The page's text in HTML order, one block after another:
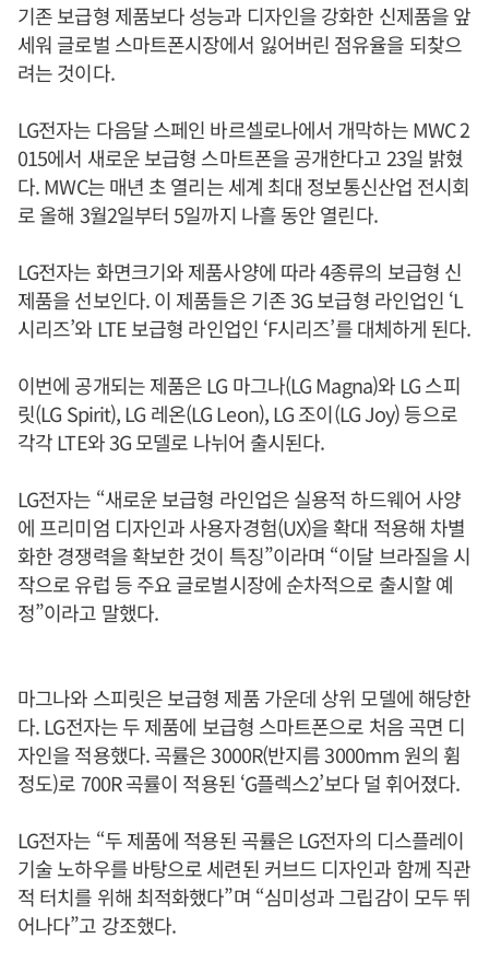
기존 보급형 제품보다 성능과 디자인을 강화한 신제품을 앞
세워 글로벌 스마트폰시장에서 잃어버린 점유율을 되찾으
려는 것이다.
LG전자는 다음달 스페인 바르셀로나에서 개막하는 MWC 2
015에서 새로운 보급형 스마트폰을 공개한다고 23일 밝혔
다. MWC는 매년 초 열리는 세계 최대 정보통신산업 전시회
로 올해 3월2일부터 5일까지 나흘 동안 열린다.
LG전자는 화면크기와 제품사양에 따라 4종류의 보급형 신
제품을 선보인다. 이 제품들은 기존 3G 보급형 라인업인 ‘L
시리즈’와 LTE 보급형 라인업인 ‘F시리즈’를 대체하게 된다.
이번에 공개되는 제품은 LG 마그나(LG Magna)와 LG 스피
릿(LG Spirit), LG 레온(LG Leon), LG 조이(LG Joy) 등으로
각각 LTE와 3G 모델로 나뉘어 출시된다.
LG전자는 “새로운 보급형 라인업은 실용적 하드웨어 사양
에 프리미엄 디자인과 사용자경험(UX)을 확대 적용해 차별
화한 경쟁력을 확보한 것이 특징”이라며 “이달 브라질을 시
작으로 유럽 등 주요 글로벌시장에 순차적으로 출시할 예
정”이라고 말했다.
마그나와 스피릿은 보급형 제품 가운데 상위 모델에 해당한
다. LG전자는 두 제품에 보급형 스마트폰으로 처음 곡면 디
자인을 적용했다. 곡률은 3000R(반지름 3000mm 원의 휨
정도)로 700R 곡률이 적용된 ‘G플렉스2’보다 덜 휘어졌다.
LG전자는 “두 제품에 적용된 곡률은 LG전자의 디스플레이
기술 노하우를 바탕으로 세련된 커브드 디자인과 함께 직관
적 터치를 위해 최적화했다”며 “심미성과 그립감이 모두 뛰
어나다”고 강조했다.